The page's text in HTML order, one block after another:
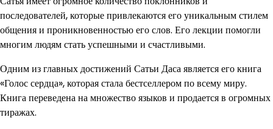
последователей, которые привлекаются его уникальным стилем
общения и проникновенностью его слов. Его лекции помогли
многим людям стать успешными и счастливыми.
Одним из главных достижений Сатьи Даса является его книга
«Голос сердца», которая стала бестселлером по всему миру.
Книга переведена на множество языков и продается в огромных
тиражах.